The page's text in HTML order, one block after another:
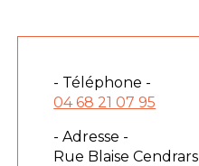
- Téléphone -
04 68 21 07 95
- Adresse -
Rue Blaise Cendrars